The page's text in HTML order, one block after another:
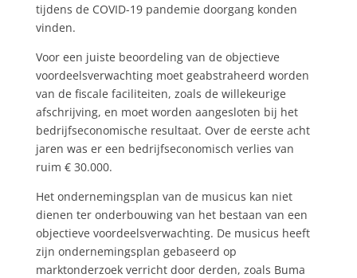
tijdens de COVID-19 pandemie doorgang konden
vinden.
Voor een juiste beoordeling van de objectieve
voordeelsverwachting moet geabstraheerd worden
van de fiscale faciliteiten, zoals de willekeurige
afschrijving, en moet worden aangesloten bij het
bedrijfseconomische resultaat. Over de eerste acht
jaren was er een bedrijfseconomisch verlies van
ruim € 30.000.
Het ondernemingsplan van de musicus kan niet
dienen ter onderbouwing van het bestaan van een
objectieve voordeelsverwachting. De musicus heeft
zijn ondernemingsplan gebaseerd op
marktonderzoek verricht door derden, zoals Buma